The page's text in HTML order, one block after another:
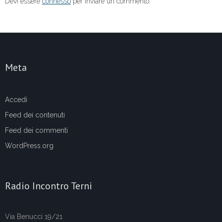
Meta
Accedi
Feed dei contenuti
Feed dei commenti
WordPress.org
Radio Incontro Terni
Via Benucci 19/21